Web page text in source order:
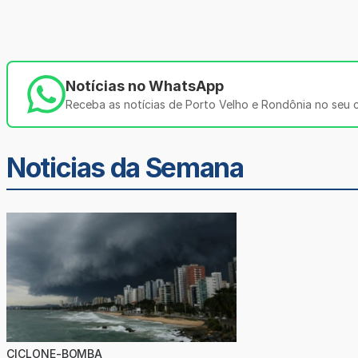
Notícias no WhatsApp
Receba as notícias de Porto Velho e Rondônia no seu
Noticias da Semana
CICLONE-BOMBA